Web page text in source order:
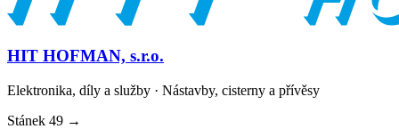
HIT HOFMAN, s.r.o.
Elektronika, díly a služby · Nástavby, cisterny a přívěsy
Stánek 49 →